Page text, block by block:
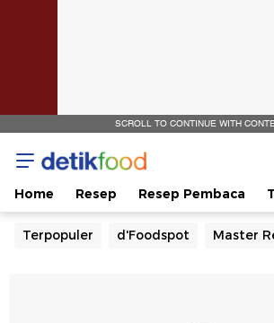
SCROLL TO CONTINUE WITH
Home Resep Resep Pembaca
Terpopuler d'Foodspot Master